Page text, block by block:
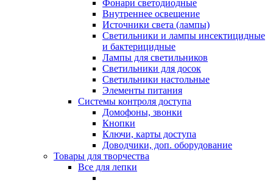
Фонари светодиодные
Внутреннее освещение
Источники света (лампы)
Светильники и лампы инсектицидные
и бактерицидные
Лампы для светильников
Светильники для досок
Светильники настольные
Элементы питания
Системы контроля доступа
Домофоны, звонки
Кнопки
Ключи, карты доступа
Доводчики, доп. оборудование
Товары для творчества
Все для лепки